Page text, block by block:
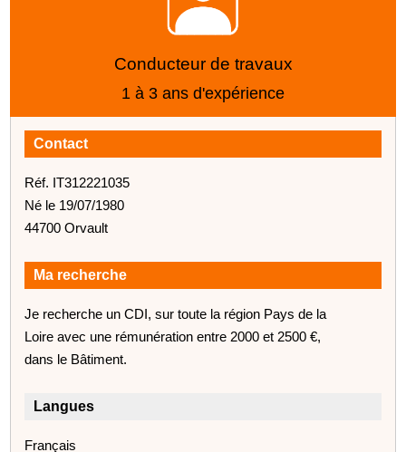
Conducteur de travaux
1 à 3 ans d'expérience
Contact
Réf. IT312221035
Né le 19/07/1980
44700 Orvault
Ma recherche
Je recherche un CDI, sur toute la région Pays de la
Loire avec une rémunération entre 2000 et 2500 €,
dans le Bâtiment.
Langues
Français